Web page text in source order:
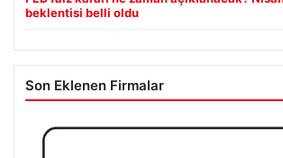
Son Eklenen Firmalar